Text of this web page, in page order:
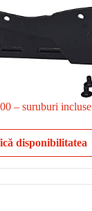
– suruburi incluse
disponibilitatea